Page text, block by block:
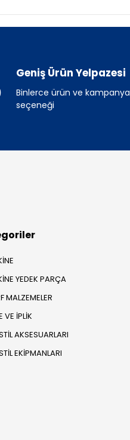
Geniş Ürün Yelpazesi
Binlerce ürün ve kampanya
seçeneği
YEDEK PARÇA
MALZEMELER
VE İPLİK
AKSESUARLARI
EKİPMANLARI